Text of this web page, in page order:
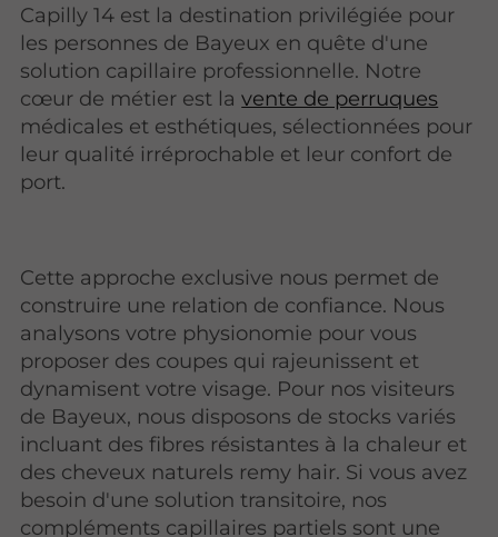
Capilly 14 est la destination privilégiée pour
les personnes de Bayeux en quête d'une
solution capillaire professionnelle. Notre
cœur de métier est lavente de perruques
médicales et esthétiques, sélectionnées pour
leur qualité irréprochable et leur confort de
port.
Cette approche exclusive nous permet de
construire une relation de confiance. Nous
analysons votre physionomie pour vous
proposer des coupes qui rajeunissent et
dynamisent votre visage. Pour nos visiteurs
de Bayeux, nous disposons de stocks variés
incluant des fibres résistantes à la chaleur et
des cheveux naturels remy hair. Si vous avez
besoin d'une solution transitoire, nos
compléments capillaires partiels sont une